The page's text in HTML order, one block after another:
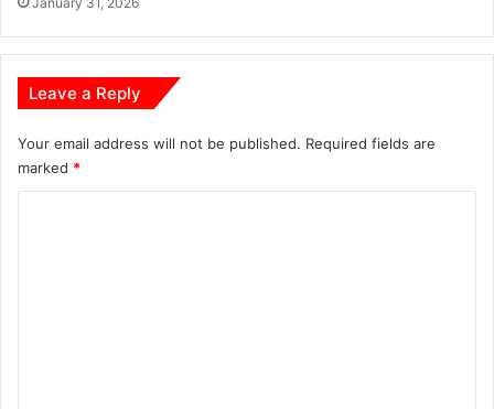
त्या
गां
व
त
म
औ
Leave a Reply
Your email address will not be published. Required fields are
marked *